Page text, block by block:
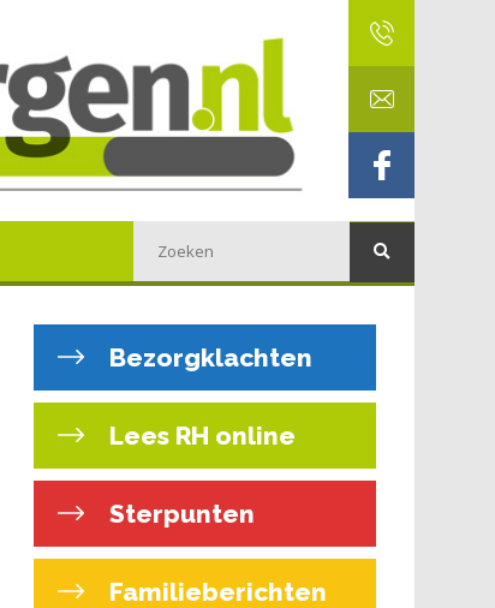
Bezorgklachten
Lees RH online
Sterpunten
Familieberichten